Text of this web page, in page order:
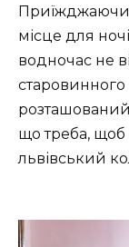
місце для
водночас не
старовинного
розташований
що треба, щоб
львівський